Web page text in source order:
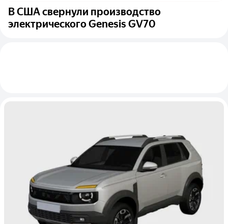
В США свернули производство
электрического Genesis GV70